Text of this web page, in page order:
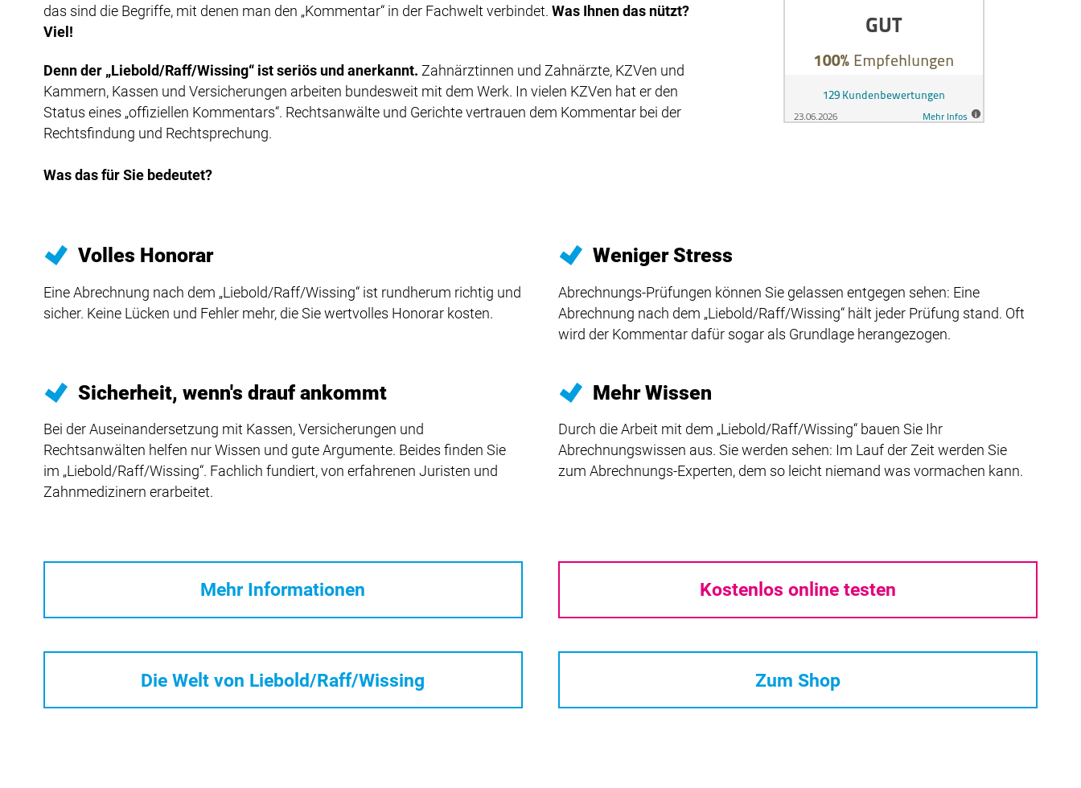
das sind die Begriffe, mit denen man den „Kommentar“ in der Fachwelt verbindet. Was Ihnen das nützt?
Viel!
Denn der „Liebold/Raff/Wissing“ ist seriös und anerkannt. Zahnärztinnen und Zahnärzte, KZVen und
Kammern, Kassen und Versicherungen arbeiten bundesweit mit dem Werk. In vielen KZVen hat er den
Status eines „offiziellen Kommentars“. Rechtsanwälte und Gerichte vertrauen dem Kommentar bei der
Rechtsfindung und Rechtsprechung.
Was das für Sie bedeutet?
Volles Honorar
Eine Abrechnung nach dem „Liebold/Raff/Wissing“ ist rundherum richtig und
sicher. Keine Lücken und Fehler mehr, die Sie wertvolles Honorar kosten.
Weniger Stress
Abrechnungs-Prüfungen können Sie gelassen entgegen sehen: Eine
Abrechnung nach dem „Liebold/Raff/Wissing“ hält jeder Prüfung stand. Oft
wird der Kommentar dafür sogar als Grundlage herangezogen.
Sicherheit, wenn's drauf ankommt
Bei der Auseinandersetzung mit Kassen, Versicherungen und
Rechtsanwälten helfen nur Wissen und gute Argumente. Beides finden Sie
im „Liebold/Raff/Wissing“. Fachlich fundiert, von erfahrenen Juristen und
Zahnmedizinern erarbeitet.
Mehr Wissen
Durch die Arbeit mit dem „Liebold/Raff/Wissing“ bauen Sie Ihr
Abrechnungswissen aus. Sie werden sehen: Im Lauf der Zeit werden Sie
zum Abrechnungs-Experten, dem so leicht niemand was vormachen kann.
Mehr Informationen Kostenlos online testen
Die Welt von Liebold/Raff/Wissing Zum Shop